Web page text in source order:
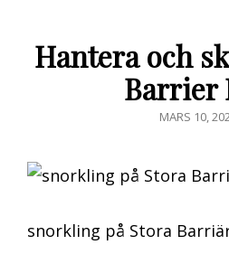
Hantera och
Barrier
PUBLICERAT
MARS 10,
snorkling på Stora